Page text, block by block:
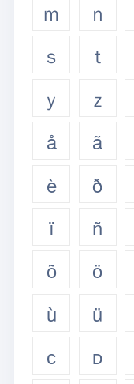
ｍ
ｎ
ｓ
ｔ
ｙ
ｚ
å
ã
è
ð
ï
ñ
õ
ö
ù
ü
ᴄ
ᴅ